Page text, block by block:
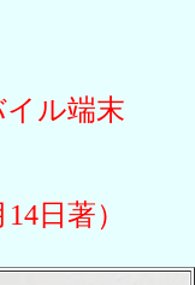
イル端末
日著）